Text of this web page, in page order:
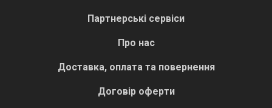
Партнерські сервіси
Про нас
Доставка, оплата та повернення
Договір оферти